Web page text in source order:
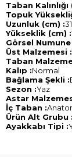
Taban Kalınlığı
Topuk
Uzunluk (cm) :31
Yükseklik (cm) :
Görsel
Üst Malzemesi :
Taban
Kalıp :Normal
Bağlama Şekli :
Sezon :Yaz
Astar
İç Taban :
Ürün Alt Grubu :
Ayakkabı Tipi :